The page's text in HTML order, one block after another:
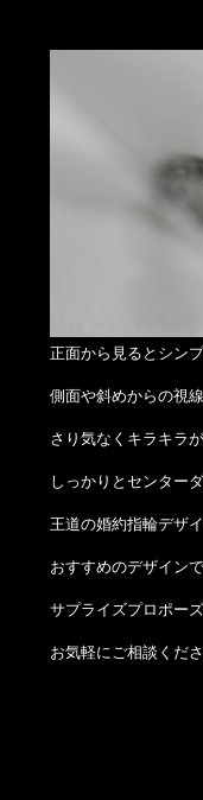
正面から見るとシン
側面や斜めからの視
さり気なくキラキラ
しっかりとセンター
王道の婚約指輪デザ
おすすめのデザイン
サプライズプロポー
お気軽にご相談くだ